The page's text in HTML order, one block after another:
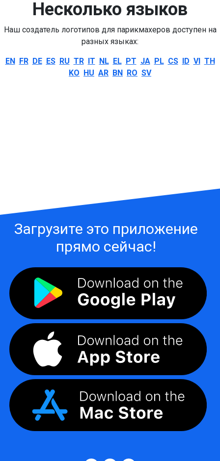
Несколько языков
Наш создатель логотипов для парикмахеров доступен на
разных языках:
EN FR DE ES RU TR IT NL EL PT JA PL CS ID VI TH
KO HU AR BN RO SV
Загрузите это приложение
прямо сейчас!